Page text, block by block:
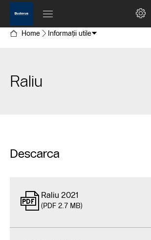
Home Informații utile
Raliu
Descarca
Raliu 2021
(PDF 2.7 MB)